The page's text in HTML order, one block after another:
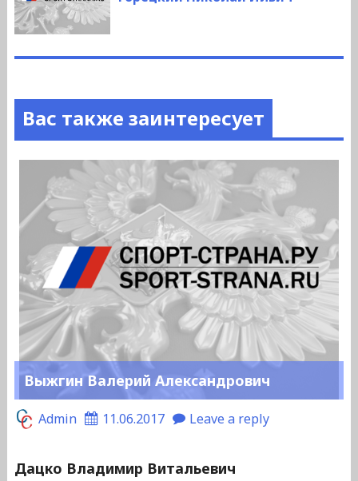
Вас также заинтересует
Выжгин Валерий Александрович
Admin 11.06.2017 Leave a reply
Дацко Владимир Витальевич